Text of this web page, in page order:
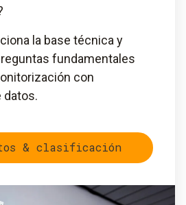
la base técnica y
fundamentales
con
datos.
& clasificación